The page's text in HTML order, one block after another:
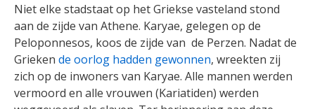
Niet elke stadstaat op het Griekse vasteland stond
aan de zijde van Athene. Karyae, gelegen op de
Peloponnesos, koos de zijde van de Perzen. Nadat de
Grieken de oorlog hadden gewonnen, wreekten zij
zich op de inwoners van Karyae. Alle mannen werden
vermoord en alle vrouwen (Kariatiden) werden